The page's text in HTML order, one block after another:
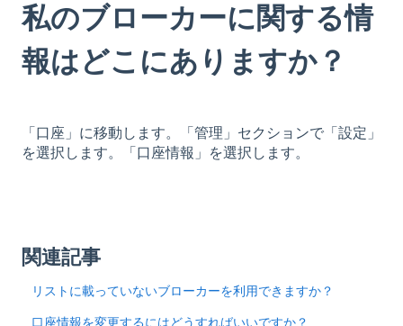
私のブローカーに関する情
報はどこにありますか？
「口座」に移動します。「管理」セクションで「設定」
を選択します。「口座情報」を選択します。
関連記事
リストに載っていないブローカーを利用できますか？